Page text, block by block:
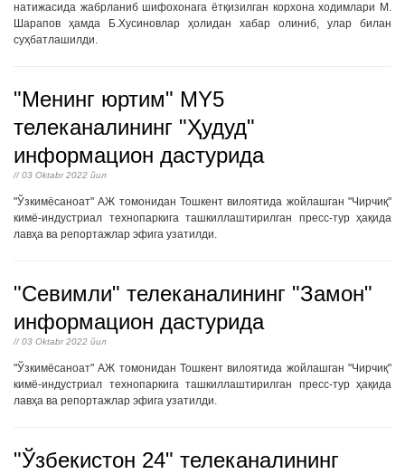
натижасида жабрланиб шифохонага ётқизилган корхона ходимлари М.
Шарапов ҳамда Б.Хусиновлар ҳолидан хабар олиниб, улар билан
суҳбатлашилди.
"Менинг юртим" MY5
телеканалининг "Ҳудуд"
информацион дастурида
// 03 Oktabr 2022 йил
"Ўзкимёсаноат" АЖ томонидан Тошкент вилоятида жойлашган "Чирчиқ"
кимё-индустриал технопаркига ташкиллаштирилган пресс-тур ҳақида
лавҳа ва репортажлар эфига узатилди.
"Севимли" телеканалининг "Замон"
информацион дастурида
// 03 Oktabr 2022 йил
"Ўзкимёсаноат" АЖ томонидан Тошкент вилоятида жойлашган "Чирчиқ"
кимё-индустриал технопаркига ташкиллаштирилган пресс-тур ҳақида
лавҳа ва репортажлар эфига узатилди.
"Ўзбекистон 24" телеканалининг